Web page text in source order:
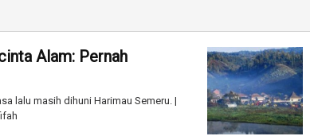
Alam: Pernah
lalu masih dihuni Harimau Semeru. |